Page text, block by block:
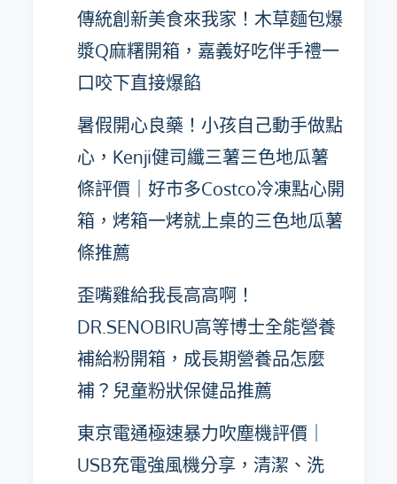
傳統創新美食來我家！木草麵包爆
漿Q麻糬開箱，嘉義好吃伴手禮一
口咬下直接爆餡
暑假開心良藥！小孩自己動手做點
心，Kenji健司纖三薯三色地瓜薯
條評價｜好市多Costco冷凍點心開
箱，烤箱一烤就上桌的三色地瓜薯
條推薦
歪嘴雞給我長高高啊！
DR.SENOBIRU高等博士全能營養
補給粉開箱，成長期營養品怎麼
補？兒童粉狀保健品推薦
東京電通極速暴力吹塵機評價｜
USB充電強風機分享，清潔、洗